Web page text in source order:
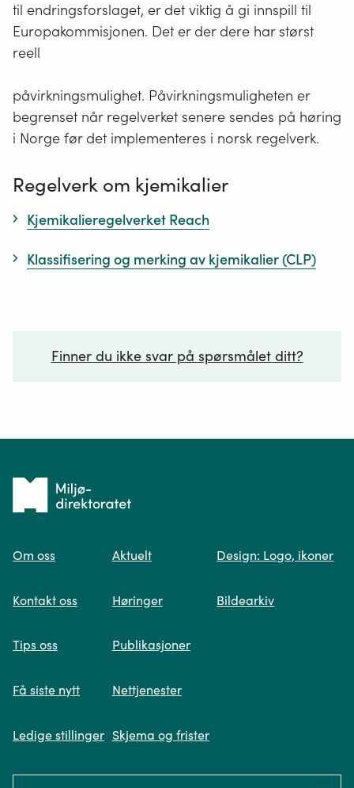
til endringsforslaget, er det viktig å gi innspill til
Europakommisjonen. Det er der dere har størst
reell
påvirkningsmulighet. Påvirkningsmuligheten er
begrenset når regelverket senere sendes på høring
i Norge før det implementeres i norsk regelverk.
Regelverk om kjemikalier
Kjemikalieregelverket Reach
Klassifisering og merking av kjemikalier (CLP)
Finner du ikke svar på spørsmålet ditt?
Spør oss
søk og viser deg vår mest relevante
Tilbake
forsiden
Om oss
Kontakt oss
Tips oss
Få siste nytt
Ledige stillinger
Aktuelt
Høringer
Publikasjoner
Nettjenester
Skjema og frister
Design: Logo, ikoner
Bildearkiv